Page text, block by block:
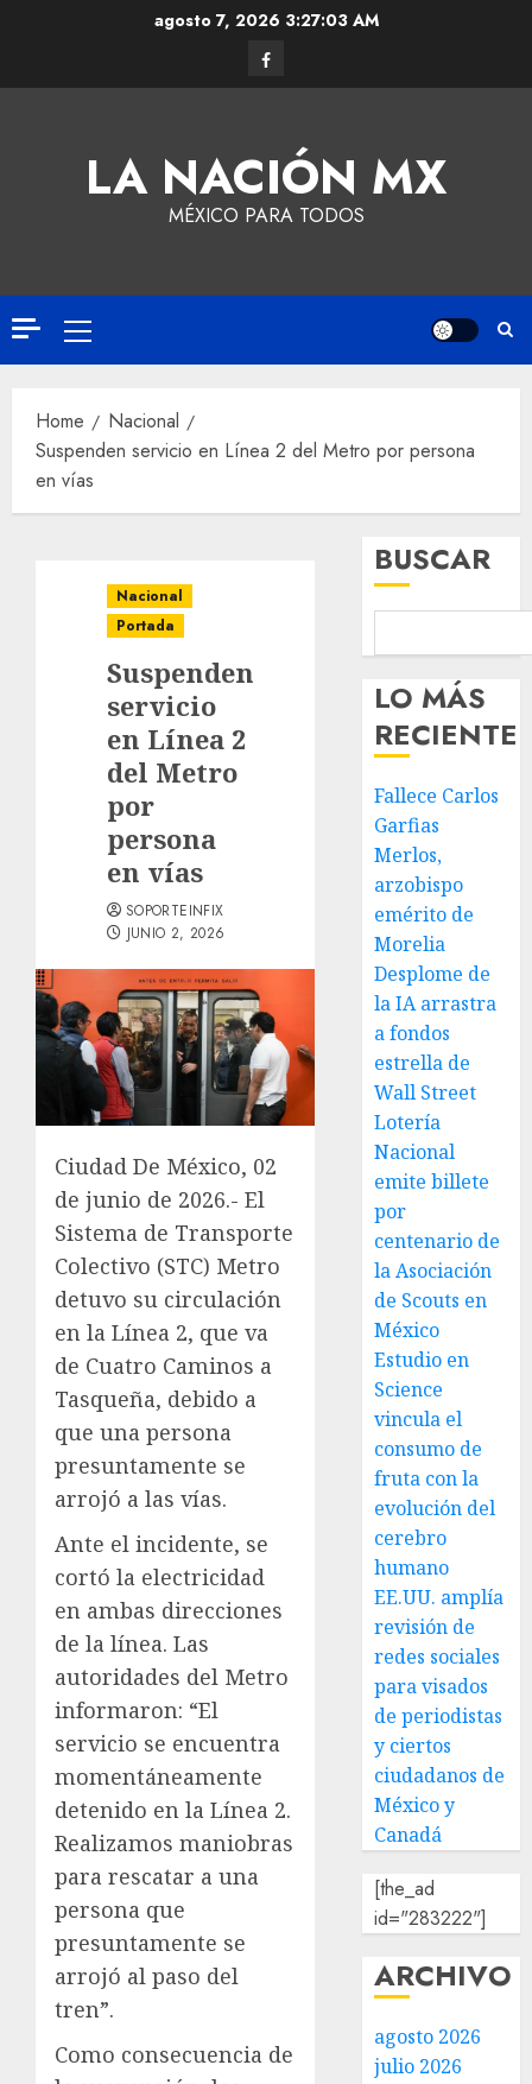
agosto 7, 2026 3:27:04 AM
LA NACIÓN MX
MÉXICO PARA TODOS
Home
Nacional
Suspenden servicio en Línea 2 del Metro por persona
en vías
Nacional
Portada
Suspenden
servicio
en Línea 2
del Metro
por
persona
en vías
SOPORTEINFIX
JUNIO 2, 2026
Ciudad De México, 02
de junio de 2026.- El
Sistema de Transporte
Colectivo (STC) Metro
detuvo su circulación
en la Línea 2, que va
de Cuatro Caminos a
Tasqueña, debido a
que una persona
presuntamente se
arrojó a las vías.
Ante el incidente, se
cortó la electricidad
en ambas direcciones
de la línea. Las
autoridades del Metro
informaron: “El
servicio se encuentra
momentáneamente
detenido en la Línea 2.
Realizamos maniobras
para rescatar a una
persona que
presuntamente se
arrojó al paso del
tren”.
Como consecuencia de
BUSCAR
LO MÁS
RECIENTE
Fallece Carlos
Garfias
Merlos,
arzobispo
emérito de
Morelia
Desplome de
la IA arrastra
a fondos
estrella de
Wall Street
Lotería
Nacional
emite billete
por
centenario de
la Asociación
de Scouts en
México
Estudio en
Science
vincula el
consumo de
fruta con la
evolución del
cerebro
humano
EE.UU. amplía
revisión de
redes sociales
para visados
de periodistas
y ciertos
ciudadanos de
México y
Canadá
[the_ad
id="283222"]
ARCHIVO
agosto 2026
julio 2026